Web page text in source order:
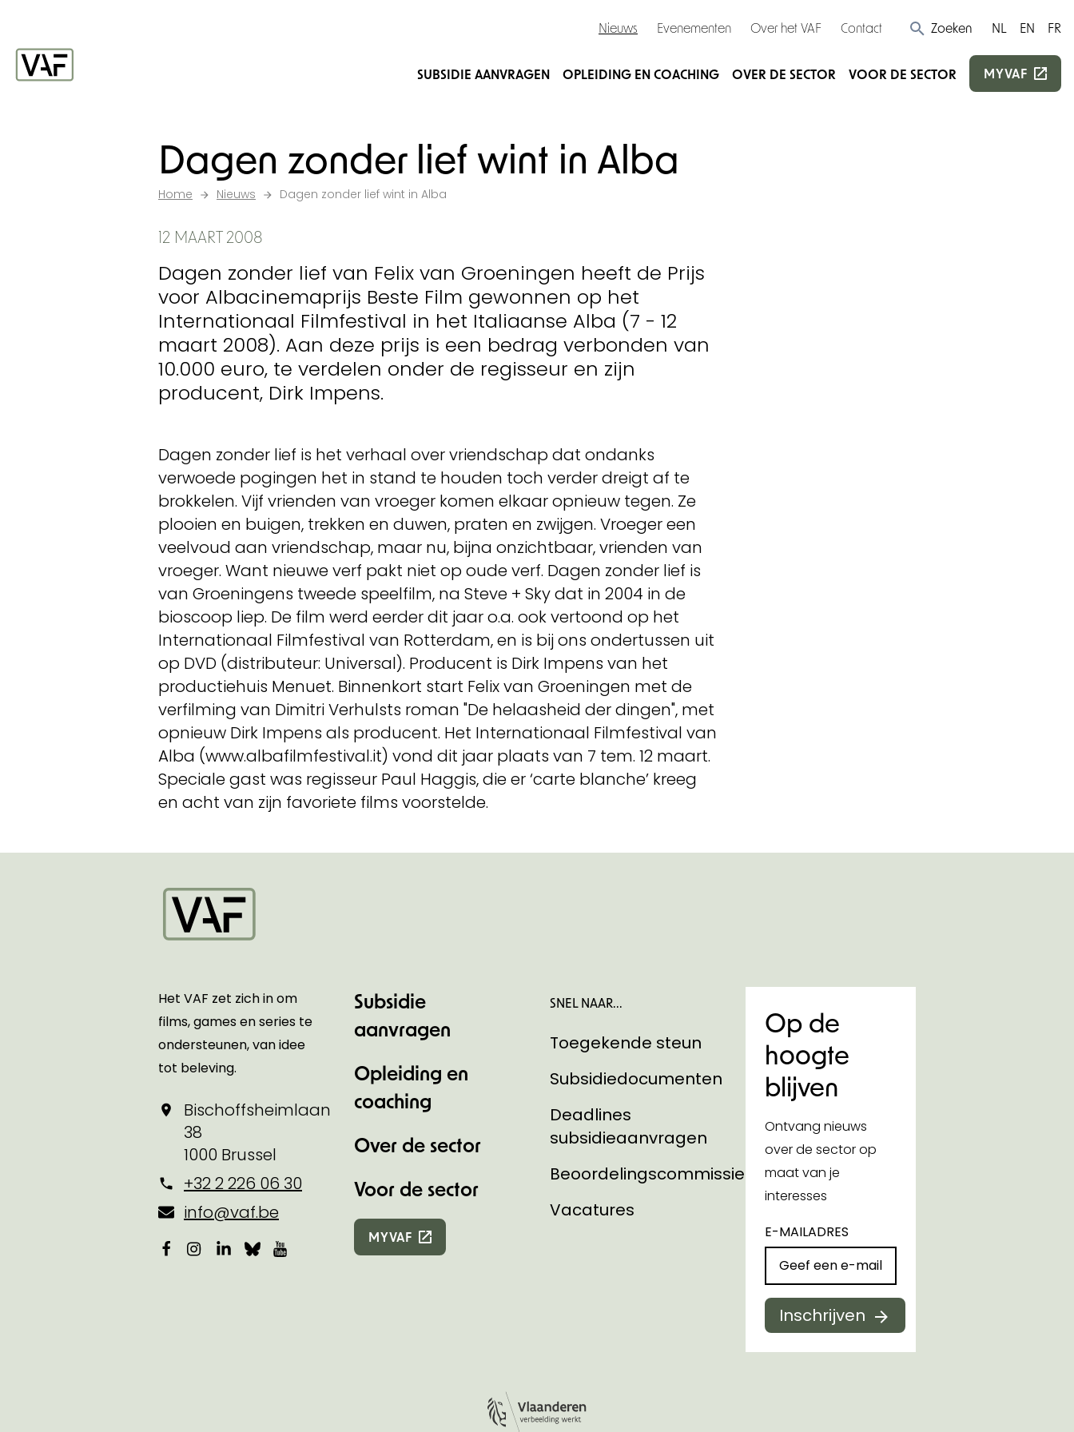
Nieuws Evenementen Over het VAF Contact Zoeken NL EN FR
SUBSIDIE AANVRAGEN OPLEIDING EN COACHING OVER DE SECTOR VOOR DE SECTOR MYVAF
Dagen zonder lief wint in Alba
Home Nieuws Dagen zonder lief wint in Alba
12 MAART 2008
Dagen zonder lief van Felix van Groeningen heeft de Prijs
voor Albacinemaprijs Beste Film gewonnen op het
Internationaal Filmfestival in het Italiaanse Alba (7 - 12
maart 2008). Aan deze prijs is een bedrag verbonden van
10.000 euro, te verdelen onder de regisseur en zijn
producent, Dirk Impens.
Dagen zonder lief is het verhaal over vriendschap dat ondanks
verwoede pogingen het in stand te houden toch verder dreigt af te
brokkelen. Vijf vrienden van vroeger komen elkaar opnieuw tegen. Ze
plooien en buigen, trekken en duwen, praten en zwijgen. Vroeger een
veelvoud aan vriendschap, maar nu, bijna onzichtbaar, vrienden van
vroeger. Want nieuwe verf pakt niet op oude verf. Dagen zonder lief is
van Groeningens tweede speelfilm, na Steve + Sky dat in 2004 in de
bioscoop liep. De film werd eerder dit jaar o.a. ook vertoond op het
Internationaal Filmfestival van Rotterdam, en is bij ons ondertussen uit
op DVD (distributeur: Universal). Producent is Dirk Impens van het
productiehuis Menuet. Binnenkort start Felix van Groeningen met de
verfilming van Dimitri Verhulsts roman "De helaasheid der dingen", met
opnieuw Dirk Impens als producent. Het Internationaal Filmfestival van
Alba (www.albafilmfestival.it) vond dit jaar plaats van 7 tem. 12 maart.
Speciale gast was regisseur Paul Haggis, die er ‘carte blanche’ kreeg
en acht van zijn favoriete films voorstelde.
Het VAF zet zich in om
films, games en series te
ondersteunen, van idee
tot beleving.
Bischoffsheimlaan
38
1000 Brussel
+32 2 226 06 30
info@vaf.be
Facebook
Instagram
LinkedIn
BlueskyYouTube
Subsidie
aanvragen
Opleiding en
coaching
Over de sector
Voor de sector
MYVAF
SNEL NAAR...
Toegekende steun
Subsidiedocumenten
Deadlines
subsidieaanvragen
Beoordelingscommissies
Vacatures
Op de
hoogte
blijven
Ontvang nieuws
over de sector op
maat van je
interesses
E-MAILADRES
Inschrijven